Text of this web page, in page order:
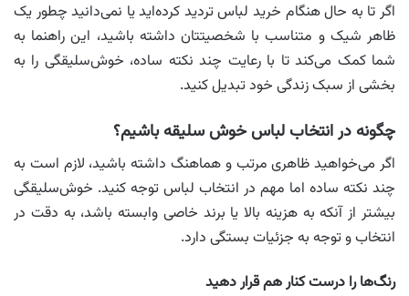
اگر تا به حال هنگام خرید لباس تردید کرده‌اید یا نمی‌دانید چطور یک
ظاهر شیک و متناسب با شخصیتتان داشته باشید، این راهنما به
شما کمک می‌کند تا با رعایت چند نکته ساده، خوش‌سلیقگی را به
بخشی از سبک زندگی خود تبدیل کنید.
چگونه در انتخاب لباس خوش سلیقه باشیم؟
اگر می‌خواهید ظاهری مرتب و هماهنگ داشته باشید، لازم است به
چند نکته ساده اما مهم در انتخاب لباس توجه کنید. خوش‌سلیقگی
بیشتر از آنکه به هزینه بالا یا برند خاصی وابسته باشد، به دقت در
انتخاب و توجه به جزئیات بستگی دارد.
رنگ‌ها را درست کنار هم قرار دهید